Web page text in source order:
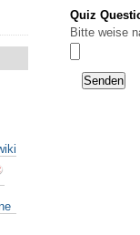
Quiz
Bitte weise